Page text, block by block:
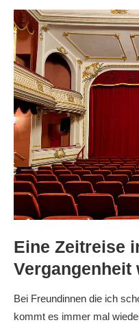
Eine Zeitreise
Vergangenheit
Bei Freundinnen die ich
kommt es immer mal